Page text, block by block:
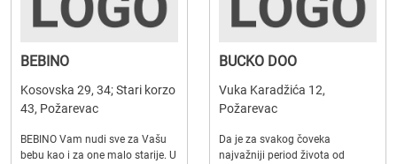
BEBINO
Kosovska 29, 34; Stari korzo
43, Požarevac
BEBINO Vam nudi sve za Vašu
bebu kao i za one malo starije. U
BUCKO DOO
Vuka Karadžića 12,
Požarevac
Da je za svakog čoveka
najvažniji period života od